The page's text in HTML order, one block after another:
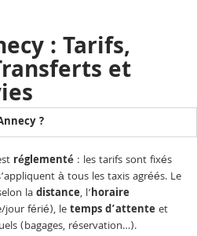
: Tarifs,
et
?
réglementé : les tarifs sont fixés
à tous les taxis agréés. Le
ladistance, l’horaire
jour férié), letemps d’attenteet
(bagages, réservation…).